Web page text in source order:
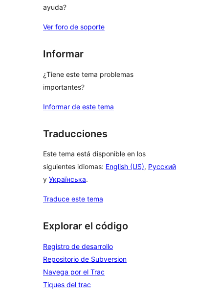
ayuda?
Ver foro de soporte
Informar
¿Tiene este tema problemas
importantes?
Informar de este tema
Traducciones
Este tema está disponible en los
siguientes idiomas: English (US), Русский
y Українська.
Traduce este tema
Explorar el código
Registro de desarrollo
Repositorio de Subversion
Navega por el Trac
Tiques del trac